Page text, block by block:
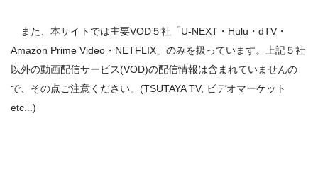
また、本サイトでは主要VOD５社「U-NEXT・Hulu・dTV・
Amazon Prime Video・NETFLIX」のみを扱っています。上記５社
以外の動画配信サービス(VOD)の配信情報は含まれていませんの
で、その点ご注意ください。(TSUTAYA TV, ビデオマーケット
etc...)